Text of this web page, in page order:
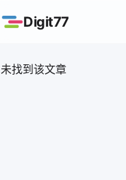
Digit77
未找到该文章